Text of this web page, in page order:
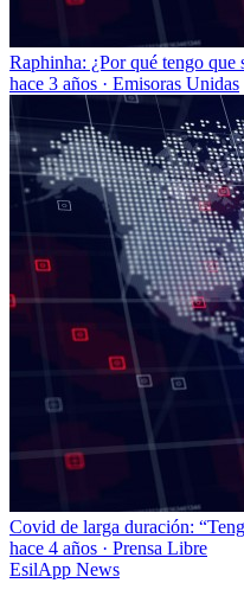
Raphinha: ¿Por qué tengo que
hace 3 años · Emisoras Unidas
Covid de larga duración:
hace 4 años · Prensa Libre
EsilApp News